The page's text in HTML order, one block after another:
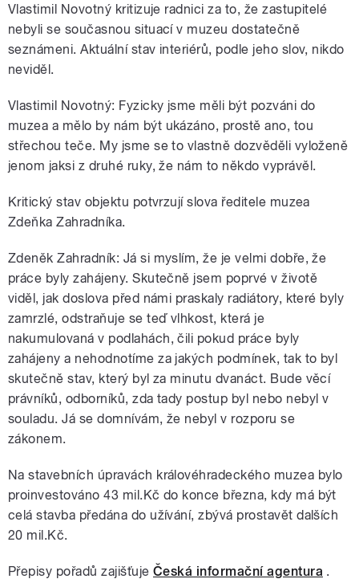
Vlastimil Novotný kritizuje radnici za to, že zastupitelé
nebyli se současnou situací v muzeu dostatečně
seznámeni. Aktuální stav interiérů, podle jeho slov, nikdo
neviděl.
Vlastimil Novotný: Fyzicky jsme měli být pozváni do
muzea a mělo by nám být ukázáno, prostě ano, tou
střechou teče. My jsme se to vlastně dozvěděli vyloženě
jenom jaksi z druhé ruky, že nám to někdo vyprávěl.
Kritický stav objektu potvrzují slova ředitele muzea
Zdeňka Zahradníka.
Zdeněk Zahradník: Já si myslím, že je velmi dobře, že
práce byly zahájeny. Skutečně jsem poprvé v životě
viděl, jak doslova před námi praskaly radiátory, které byly
zamrzlé, odstraňuje se teď vlhkost, která je
nakumulovaná v podlahách, čili pokud práce byly
zahájeny a nehodnotíme za jakých podmínek, tak to byl
skutečně stav, který byl za minutu dvanáct. Bude věcí
právníků, odborníků, zda tady postup byl nebo nebyl v
souladu. Já se domnívám, že nebyl v rozporu se
zákonem.
Na stavebních úpravách královéhradeckého muzea bylo
proinvestováno 43 mil.Kč do konce března, kdy má být
celá stavba předána do užívání, zbývá prostavět dalších
20 mil.Kč.
Přepisy pořadů zajišťuje Česká informační agentura .